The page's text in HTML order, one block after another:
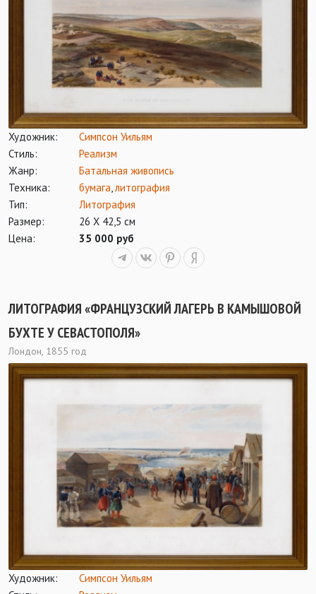
Художник:
Симпсон Уильям
Стиль:
Реализм
Жанр:
Батальная живопись
Техника:
бумага литография
Тип:
Литография
Размер:
26 Х 42,5 см
Цена:
35 000 руб
ЛИТОГРАФИЯ «ФРАНЦУЗСКИЙ ЛАГЕРЬ В КАМЫШОВОЙ
БУХТЕ У СЕВАСТОПОЛЯ»
Лондон, 1855 год
Художник:
Симпсон Уильям